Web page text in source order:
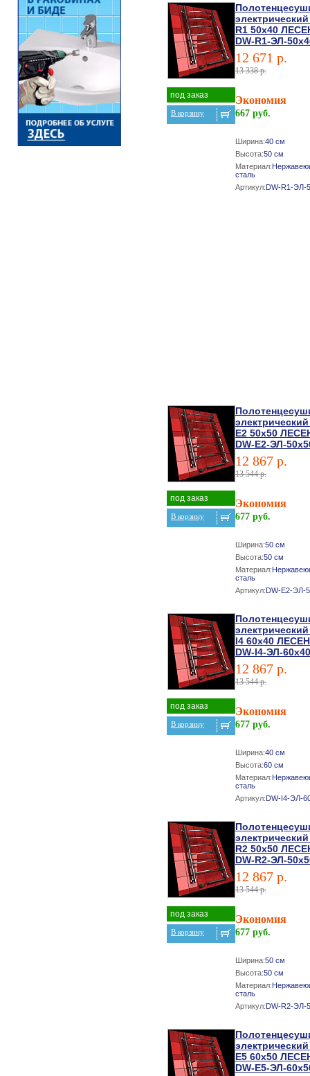
под заказ
В корзину
R1 50х40
DW-R1-ЭЛ-
12 671 р.
13 338 р.
Экономия
667 руб.
Ширина:40 см
Высота:50 см
Материал:
сталь
Артикул:DW-R1-ЭЛ-
под заказ
В корзину
E2 50х50
DW-E2-ЭЛ-
12 867 р.
13 544 р.
Экономия
677 руб.
Ширина:50 см
Высота:50 см
Материал:
сталь
Артикул:DW-E2-ЭЛ-
под заказ
В корзину
I4 60х40
DW-I4-ЭЛ-60х40
12 867 р.
13 544 р.
Экономия
677 руб.
Ширина:40 см
Высота:60 см
Материал:
сталь
Артикул:DW-I4-ЭЛ-
под заказ
В корзину
R2 50х50
DW-R2-ЭЛ-
12 867 р.
13 544 р.
Экономия
677 руб.
Ширина:50 см
Высота:50 см
Материал:
сталь
Артикул:DW-R2-ЭЛ-
E5 60х50
DW-E5-ЭЛ-